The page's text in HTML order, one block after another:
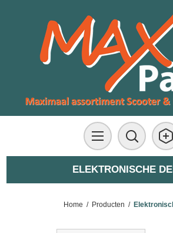
ELEKTRONISCHE
Home / Producten /